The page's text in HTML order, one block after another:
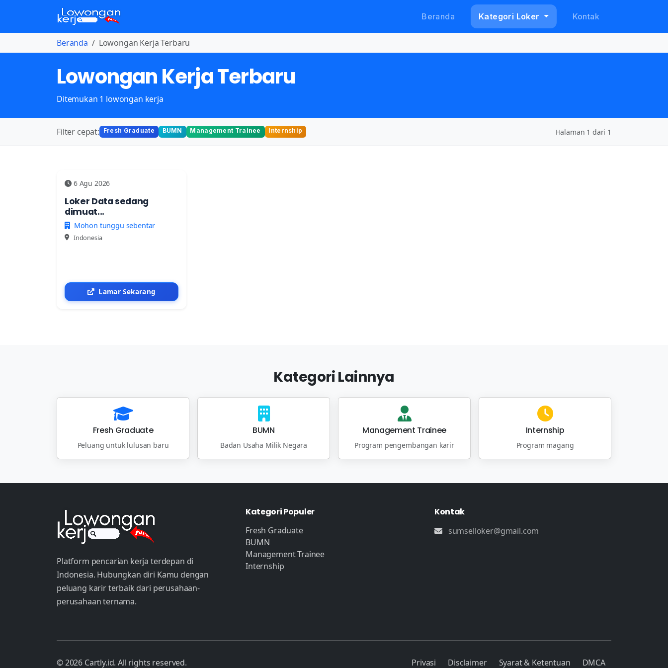
Beranda Kategori Loker Kontak
Beranda Lowongan Kerja Terbaru
Lowongan Kerja Terbaru
Ditemukan 1 lowongan kerja
Filter cepat: Fresh Graduate BUMN Management Trainee Internship Halaman 1 dari 1
6 Agu 2026
Loker Data sedang
dimuat...
Mohon tunggu sebentar
Indonesia
Lamar Sekarang
Kategori Lainnya
Fresh Graduate
Peluang untuk lulusan baru
BUMN
Badan Usaha Milik Negara
Management Trainee
Program pengembangan karir
Internship
Program magang
Platform pencarian kerja terdepan di
Indonesia. Hubungkan diri Kamu dengan
peluang karir terbaik dari perusahaan-
perusahaan ternama.
Kategori Populer
Fresh Graduate
BUMN
Management Trainee
Internship
Kontak
sumselloker@gmail.com
© 2026 Cartly.id. All rights reserved. Privasi Disclaimer Syarat & Ketentuan DMCA